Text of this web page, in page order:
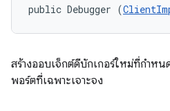
public Debugger (
สร้างออบเจ็กต์ดีบักเกอร์ใหม่ที่กำหน
พอร์ตที่เฉพาะเจาะจง